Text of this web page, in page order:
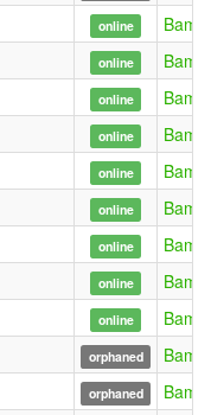
online
online
online
online
online
online
online
online
online
orphaned
orphaned